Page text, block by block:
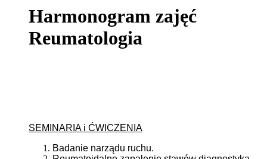
Harmonogram zajęć
Reumatologia
SEMINARIA i ĆWICZENIA
Badanie narządu ruchu.